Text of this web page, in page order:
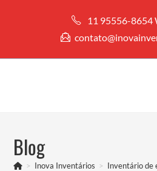
11 95556-8654
Blog
> Inova Inventários > Inventário de